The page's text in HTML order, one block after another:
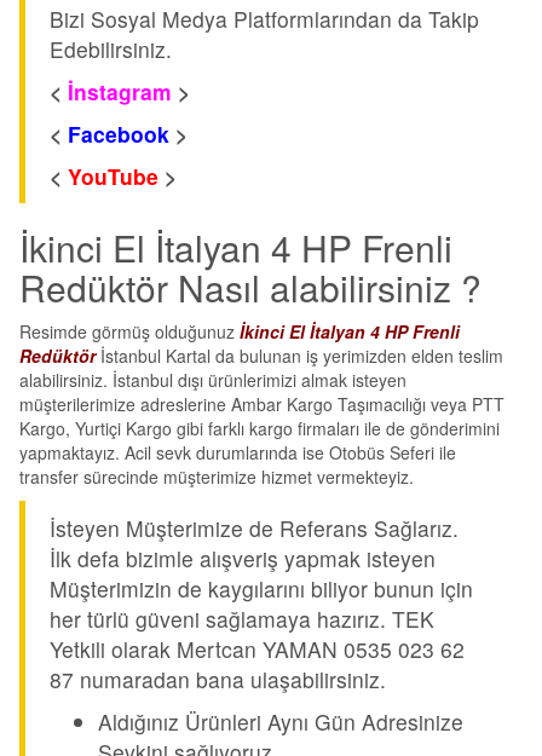
Bizi Sosyal Medya Platformlarından da Takip
Edebilirsiniz.
< İnstagram >
< Facebook >
< YouTube >
İkinci El İtalyan 4 HP Frenli
Redüktör Nasıl alabilirsiniz ?
Resimde görmüş olduğunuz İkinci El İtalyan 4 HP Frenli
Redüktörİstanbul Kartal da bulunan iş yerimizden elden teslim
alabilirsiniz. İstanbul dışı ürünlerimizi almak isteyen
müşterilerimize adreslerine Ambar Kargo Taşımacılığı veya PTT
Kargo, Yurtiçi Kargo gibi farklı kargo firmaları ile de gönderimini
yapmaktayız. Acil sevk durumlarında ise Otobüs Seferi ile
transfer sürecinde müşterimize hizmet vermekteyiz.
İsteyen Müşterimize de Referans Sağlarız.
İlk defa bizimle alışveriş yapmak isteyen
Müşterimizin de kaygılarını biliyor bunun için
her türlü güveni sağlamaya hazırız. TEK
Yetkili olarak Mertcan YAMAN 0535 023 62
87 numaradan bana ulaşabilirsiniz.
Aldığınız Ürünleri Aynı Gün Adresinize